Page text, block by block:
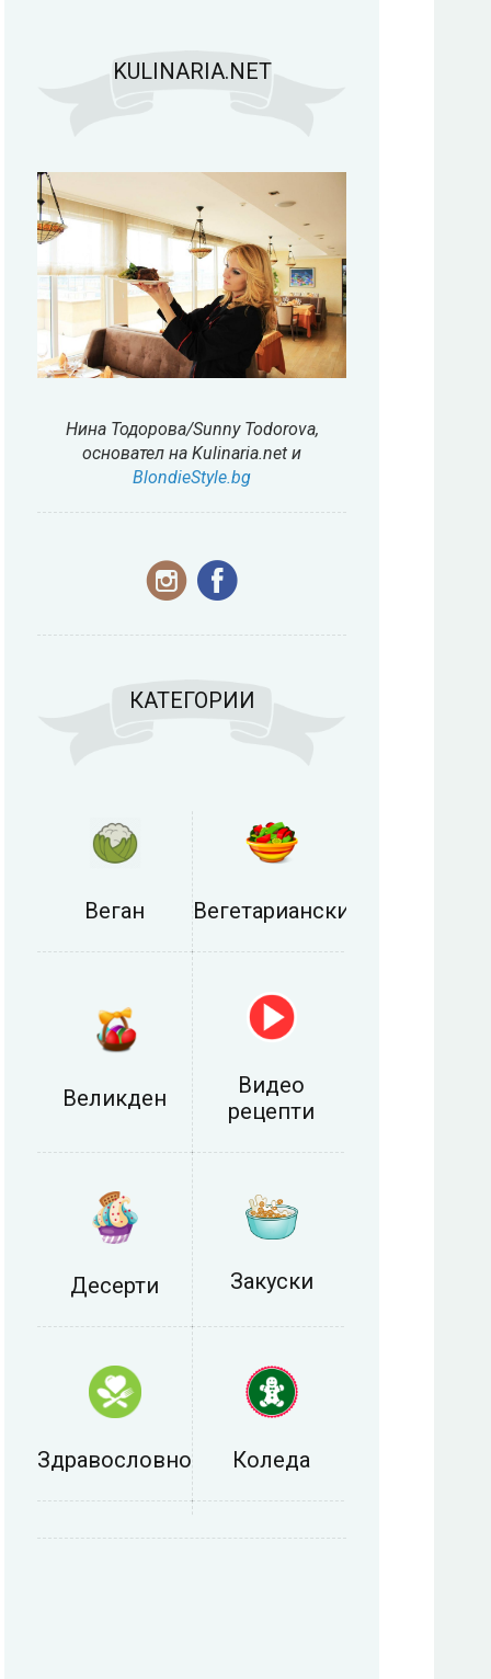
KULINARIA.NET
Нина Тодорова/Sunny Todorova,
основател на Kulinaria.net и
BlondieStyle.bg
КАТЕГОРИИ
Веган Вегетариански
Великден
Видео
рецепти
Десерти Закуски
Здравословно Коледа